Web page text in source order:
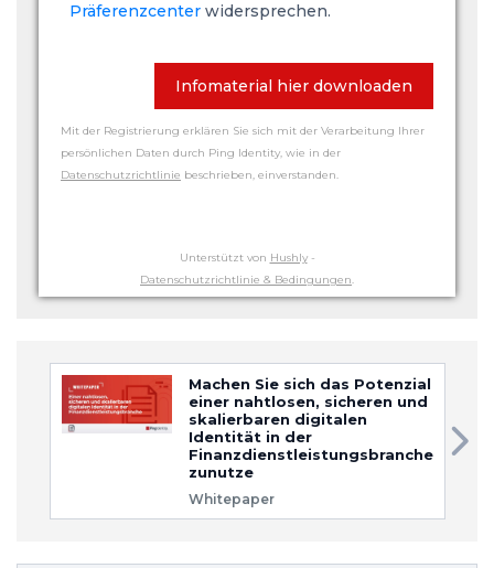
Präferenzcenter widersprechen.
Infomaterial hier downloaden
Mit der Registrierung erklären Sie sich mit der Verarbeitung Ihrer
persönlichen Daten durch Ping Identity, wie in der
Datenschutzrichtlinie beschrieben, einverstanden.
Unterstützt von Hushly-
Datenschutzrichtlinie & Bedingungen.
Machen Sie sich das Potenzial
einer nahtlosen, sicheren und
skalierbaren digitalen
Identität in der
Finanzdienstleistungsbranche
zunutze
Whitepaper